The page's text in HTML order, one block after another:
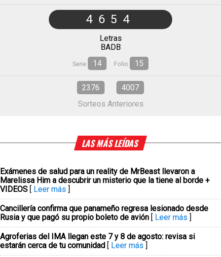
4654
Letras
BADB
Serie 14 Folio 15
2376
4007
Sorteos Anteriores
LAS MÁS LEÍDAS
Exámenes de salud para un reality de MrBeast llevaron a
Marelissa Him a descubrir un misterio que la tiene al borde +
VIDEOS [ Leer más ]
Cancillería confirma que panameño regresa lesionado desde
Rusia y que pagó su propio boleto de avión [ Leer más ]
Agroferias del IMA llegan este 7 y 8 de agosto: revisa si
estarán cerca de tu comunidad [ Leer más ]